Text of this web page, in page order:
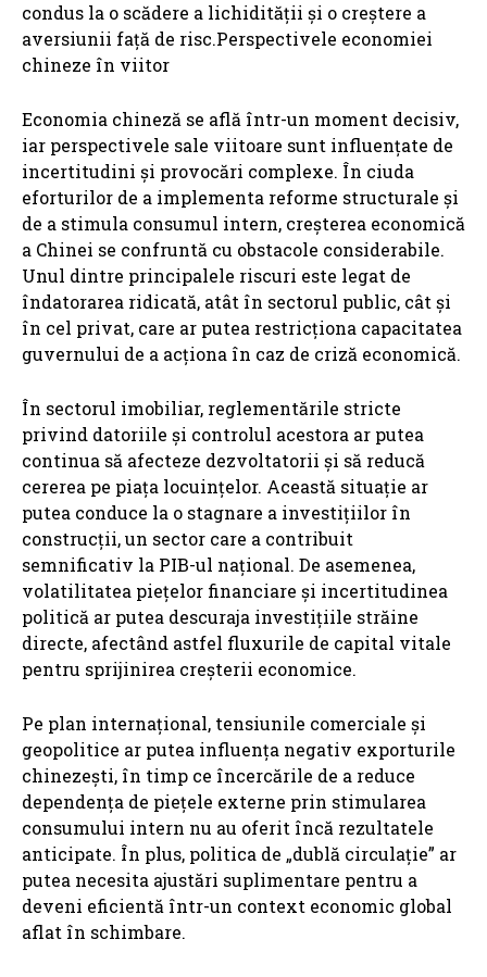
condus la o scădere a lichidității și o creștere a
aversiunii față de risc.Perspectivele economiei
chineze în viitor
Economia chineză se află într-un moment decisiv,
iar perspectivele sale viitoare sunt influențate de
incertitudini și provocări complexe. În ciuda
eforturilor de a implementa reforme structurale și
de a stimula consumul intern, creșterea economică
a Chinei se confruntă cu obstacole considerabile.
Unul dintre principalele riscuri este legat de
îndatorarea ridicată, atât în sectorul public, cât și
în cel privat, care ar putea restricționa capacitatea
guvernului de a acționa în caz de criză economică.
În sectorul imobiliar, reglementările stricte
privind datoriile și controlul acestora ar putea
continua să afecteze dezvoltatorii și să reducă
cererea pe piața locuințelor. Această situație ar
putea conduce la o stagnare a investițiilor în
construcții, un sector care a contribuit
semnificativ la PIB-ul național. De asemenea,
volatilitatea piețelor financiare și incertitudinea
politică ar putea descuraja investițiile străine
directe, afectând astfel fluxurile de capital vitale
pentru sprijinirea creșterii economice.
Pe plan internațional, tensiunile comerciale și
geopolitice ar putea influența negativ exporturile
chinezești, în timp ce încercările de a reduce
dependența de piețele externe prin stimularea
consumului intern nu au oferit încă rezultatele
anticipate. În plus, politica de „dublă circulație” ar
putea necesita ajustări suplimentare pentru a
deveni eficientă într-un context economic global
aflat în schimbare.